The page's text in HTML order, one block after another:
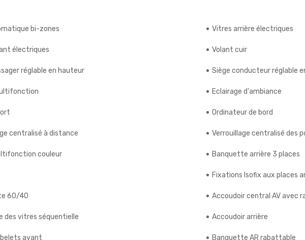
bi-zones Vitres arrière électriques
électriques Volant cuir
réglable en hauteur Siège conducteur réglable
Eclairage d'ambiance
Ordinateur de bord
centralisé à distance Verrouillage centralisé des
couleur Banquette arrière 3 places
Fixations Isofix aux places
60/40 Accoudoir central AV avec
des vitres séquentielle Accoudoir arrière
avant Banquette AR rabattable